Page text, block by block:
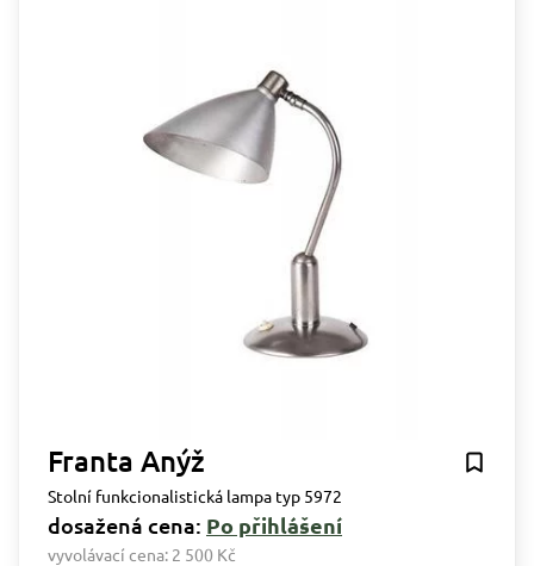
Franta Anýž
Stolní funkcionalistická lampa typ 5972
dosažená cena: Po přihlášení
vyvolávací cena: 2 500 Kč